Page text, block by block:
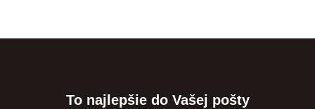
To najlepšie do Vašej pošty